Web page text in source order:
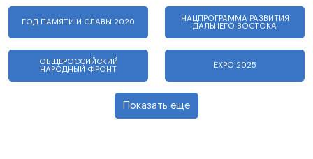
ГОД ПАМЯТИ И СЛАВЫ 2020
НАЦПРОГРАММА РАЗВИТИЯ
ДАЛЬНЕГО ВОСТОКА
ОБЩЕРОССИЙСКИЙ
НАРОДНЫЙ ФРОНТ
EXPO 2025
Показать еще